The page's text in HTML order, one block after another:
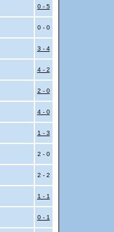
0 - 5
0 - 0
3 - 4
4 - 2
2 - 0
4 - 0
1 - 3
2 - 0
2 - 2
1 - 1
0 - 1